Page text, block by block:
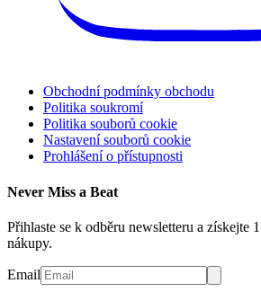
Obchodní podmínky obchodu
Politika soukromí
Politika souborů cookie
Nastavení souborů cookie
Prohlášení o přístupnosti
Never Miss a Beat
Přihlaste se k odběru newsletteru a získejte
nákupy.
Email